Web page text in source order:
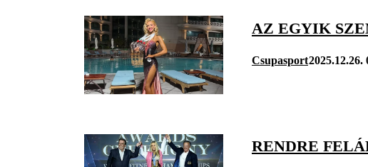
AZ EGYIK
Csupasport2025.12.26.
RENDRE